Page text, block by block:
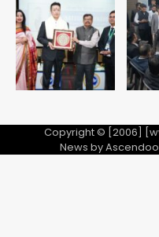
Copyright © [2006]
News by